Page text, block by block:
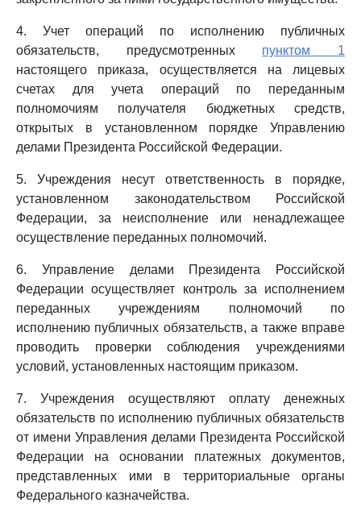
4. Учет операций по исполнению публичных
обязательств, предусмотренных пунктом 1
настоящего приказа, осуществляется на лицевых
счетах для учета операций по переданным
полномочиям получателя бюджетных средств,
открытых в установленном порядке Управлению
делами Президента Российской Федерации.
5. Учреждения несут ответственность в порядке,
установленном законодательством Российской
Федерации, за неисполнение или ненадлежащее
осуществление переданных полномочий.
6. Управление делами Президента Российской
Федерации осуществляет контроль за исполнением
переданных учреждениям полномочий по
исполнению публичных обязательств, а также вправе
проводить проверки соблюдения учреждениями
условий, установленных настоящим приказом.
7. Учреждения осуществляют оплату денежных
обязательств по исполнению публичных обязательств
от имени Управления делами Президента Российской
Федерации на основании платежных документов,
представленных ими в территориальные органы
Федерального казначейства.